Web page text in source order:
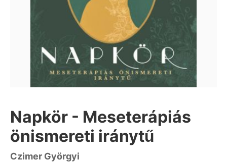
Napkör - Meseterápiás
önismereti iránytű
Czimer Györgyi